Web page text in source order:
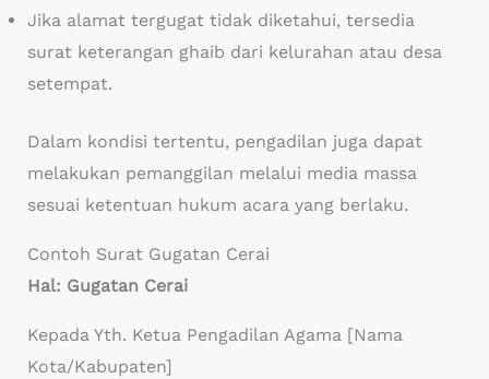
Jika alamat tergugat tidak diketahui, tersedia
surat keterangan ghaib dari kelurahan atau desa
setempat.
Dalam kondisi tertentu, pengadilan juga dapat
melakukan pemanggilan melalui media massa
sesuai ketentuan hukum acara yang berlaku.
Contoh Surat Gugatan Cerai
Hal: Gugatan Cerai
Kepada Yth. Ketua Pengadilan Agama [Nama
Kota/Kabupaten]